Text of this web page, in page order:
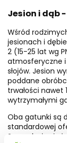
Jesion i dąb
Wśród
jesionach i
2 (15-25 lat wg
atmosferyczne
słojów. Jesion
poddane
trwałości nawet
wytrzymałymi
Oba gatunki są
standardowej
Sprawdzają się